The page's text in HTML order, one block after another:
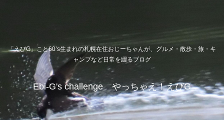
「えびG」こと60’s生まれの札幌在住おじーちゃんが、グルメ・散歩・旅・キ
ャンプなど日常を綴るブログ
Ebi-G's challenge やっちゃえ！えびG